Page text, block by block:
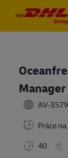
AV-
Práce
40